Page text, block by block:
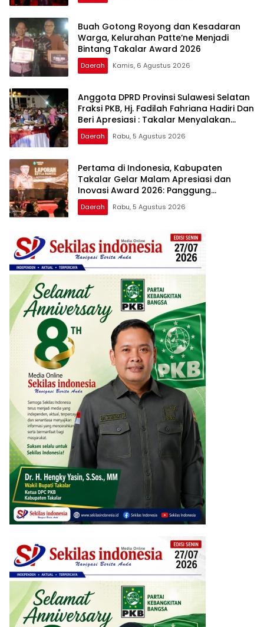
Buah Gotong Royong dan Kesadaran
Warga, Kelurahan Patte’ne Menjadi
Bintang Takalar Award 2026
Daerah Kamis, 6 Agustus 2026
Anggota DPRD Provinsi Sulawesi Selatan
Fraksi PKB, Hj. Fadilah Fahriana Hadiri Dan
Beri Apresiasi : Takalar Menyalakan
Lentera Pengabdian Melalui Malam
Apresiasi dan Inovasi Award 2026
Daerah Rabu, 5 Agustus 2026
Pertama di Indonesia, Kabupaten
Takalar Gelar Malam Apresiasi dan
Inovasi Award 2026: Panggung
Penghargaan bagi Pelayan Publik
Berprestasi
Daerah Rabu, 5 Agustus 2026